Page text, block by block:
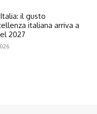
il gusto
italiana arriva a
2027